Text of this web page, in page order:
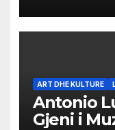
ART DHE KULTURE
Antonio
Gjeni i